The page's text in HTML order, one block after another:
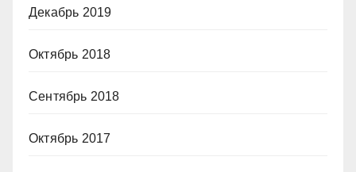
Декабрь 2019
Октябрь 2018
Сентябрь 2018
Октябрь 2017